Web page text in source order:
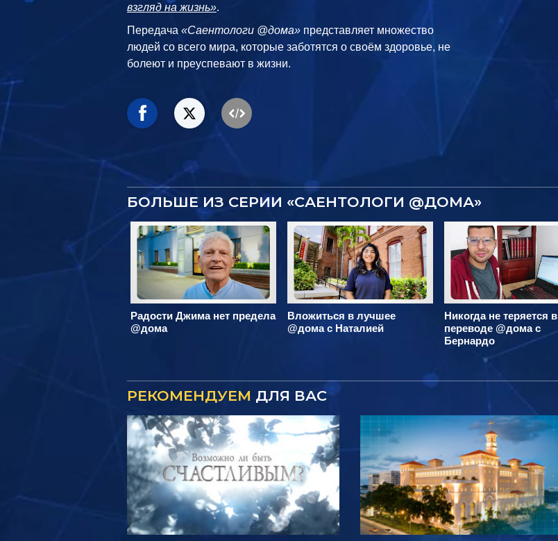
взгляд на жизнь».
Передача«Саентологи @дома» представляет множество
людей со всего мира, которые заботятся о своём здоровье, не
болеют и преуспевают в жизни.
БОЛЬШЕ ИЗ СЕРИИ «САЕНТОЛОГИ @ДОМА»
Радости Джима нет предела
@дома
Вложиться в лучшее
@дома с Наталией
Никогда не теряется в
переводе @дома с
Бернардо
РЕКОМЕНДУЕМ ДЛЯ ВАС